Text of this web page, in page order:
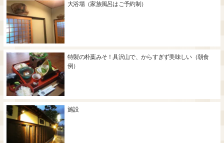
大浴場（家族風呂はご予約制）
特製の朴葉みそ！具沢山で、からすぎず美味しい（朝食
例）
施設